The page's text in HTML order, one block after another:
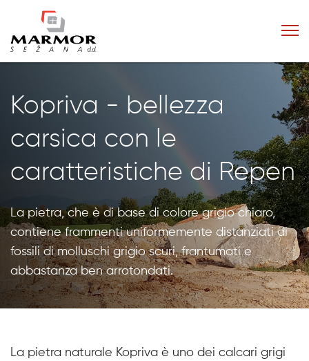
Kopriva - bellezza
carsica con le
caratteristiche di Repen
La pietra, che è di base di colore grigio chiaro,
contiene frammenti uniformemente distanziati di
fossili di molluschi grigio scuri, frantumati e
abbastanza ben arrotondati.
La pietra naturale Kopriva è uno dei calcari grigi